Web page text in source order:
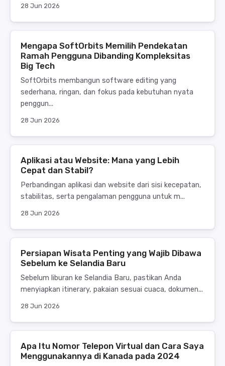
28 Jun 2026
Mengapa SoftOrbits Memilih Pendekatan
Ramah Pengguna Dibanding Kompleksitas
Big Tech
SoftOrbits membangun software editing yang
sederhana, ringan, dan fokus pada kebutuhan nyata
penggun...
28 Jun 2026
Aplikasi atau Website: Mana yang Lebih
Cepat dan Stabil?
Perbandingan aplikasi dan website dari sisi kecepatan,
stabilitas, serta pengalaman pengguna untuk m...
28 Jun 2026
Persiapan Wisata Penting yang Wajib Dibawa
Sebelum ke Selandia Baru
Sebelum liburan ke Selandia Baru, pastikan Anda
menyiapkan itinerary, pakaian sesuai cuaca, dokumen...
28 Jun 2026
Apa Itu Nomor Telepon Virtual dan Cara Saya
Menggunakannya di Kanada pada 2024